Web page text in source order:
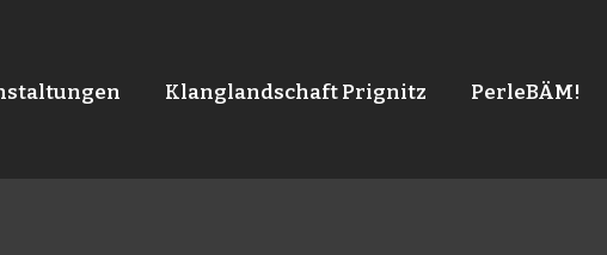
Klanglandschaft Prignitz PerleBÄM!